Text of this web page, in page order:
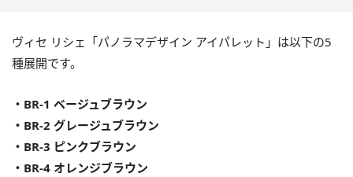
ヴィセ リシェ「パノラマデザイン アイパレット」は以下の5
種展開です。
・BR-1 ベージュブラウン
・BR-2 グレージュブラウン
・BR-3 ピンクブラウン
・BR-4 オレンジブラウン